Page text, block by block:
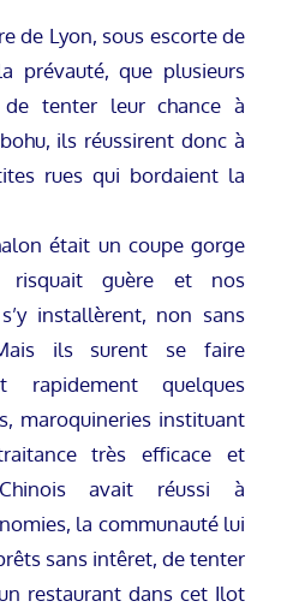
de Lyon, sous escorte de
prévauté, que plusieurs
de tenter leur chance à
ils réussirent donc à
rues qui bordaient la
était un coupe gorge
guère et nos
installèrent, non sans
ils surent se faire
rapidement quelques
maroquineries instituant
très efficace et
Chinois avait réussi à
la communauté lui
sans intêret, de tenter
restaurant dans cet Ilot